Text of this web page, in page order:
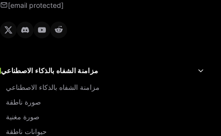
[email protected]
مزامنة الشفاه بالذكاء الاصطناعي
مزامنة الشفاه بالذكاء الاصطناعي
صورة ناطقة
صورة مغنية
حيوانات ناطقة